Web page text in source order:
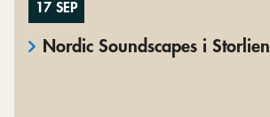
17 SEP
Nordic Soundscapes i Storlien